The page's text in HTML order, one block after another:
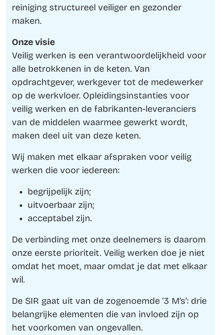
reiniging structureel veiliger en gezonder
maken.
Onze visie
Veilig werken is een verantwoordelijkheid voor
alle betrokkenen in de keten. Van
opdrachtgever, werkgever tot de medewerker
op de werkvloer. Opleidingsinstanties voor
veilig werken en de fabrikanten-leveranciers
van de middelen waarmee gewerkt wordt,
maken deel uit van deze keten.
Wij maken met elkaar afspraken voor veilig
werken die voor iedereen:
begrijpelijk zijn;
uitvoerbaar zijn;
acceptabel zijn.
De verbinding met onze deelnemers is daarom
onze eerste prioriteit. Veilig werken doe je niet
omdat het moet, maar omdat je dat met elkaar
wil.
De SIR gaat uit van de zogenoemde ‘3 M’s’: drie
belangrijke elementen die van invloed zijn op
het voorkomen van ongevallen.